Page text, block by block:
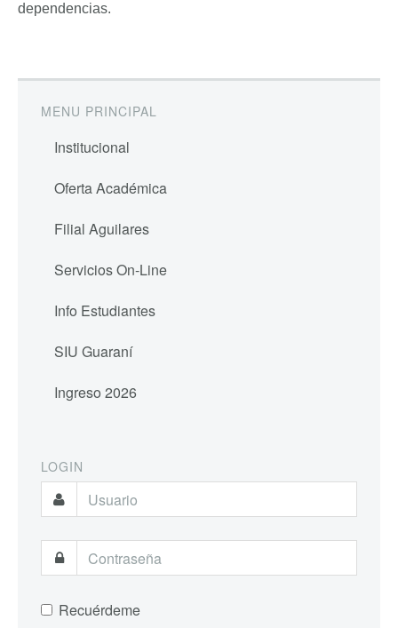
dependencias.
MENU PRINCIPAL
Institucional
Oferta Académica
Filial Aguilares
Servicios On-Line
Info Estudiantes
SIU Guaraní
Ingreso 2026
LOGIN
Recuérdeme